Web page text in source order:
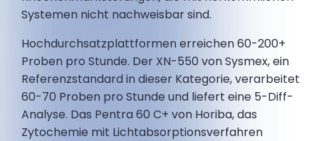
Systemen nicht nachweisbar sind.
Hochdurchsatzplattformen erreichen 60-200+
Proben pro Stunde. Der XN-550 von Sysmex, ein
Referenzstandard in dieser Kategorie, verarbeitet
60-70 Proben pro Stunde und liefert eine 5-Diff-
Analyse. Das Pentra 60 C+ von Horiba, das
Zytochemie mit Lichtabsorptionsverfahren